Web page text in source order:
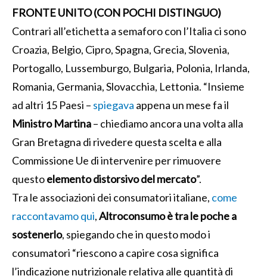
FRONTE UNITO (CON POCHI DISTINGUO)
Contrari all’etichetta a semaforo con l’Italia ci sono
Croazia, Belgio, Cipro, Spagna, Grecia, Slovenia,
Portogallo, Lussemburgo, Bulgaria, Polonia, Irlanda,
Romania, Germania, Slovacchia, Lettonia. “Insieme
ad altri 15 Paesi – spiegava appena un mese fa il
Ministro Martina– chiediamo ancora una volta alla
Gran Bretagna di rivedere questa scelta e alla
Commissione Ue di intervenire per rimuovere
questoelemento distorsivo del mercato”.
Tra le associazioni dei consumatori italiane, come
raccontavamo qui,Altroconsumo è tra le poche a
sostenerlo, spiegando che in questo modo i
consumatori “riescono a capire cosa significa
l’indicazione nutrizionale relativa alle quantità di